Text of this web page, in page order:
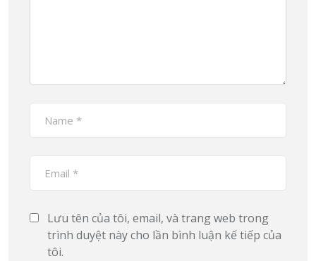
Lưu tên của tôi, email, và trang web trong
trình duyệt này cho lần bình luận kế tiếp của
tôi.